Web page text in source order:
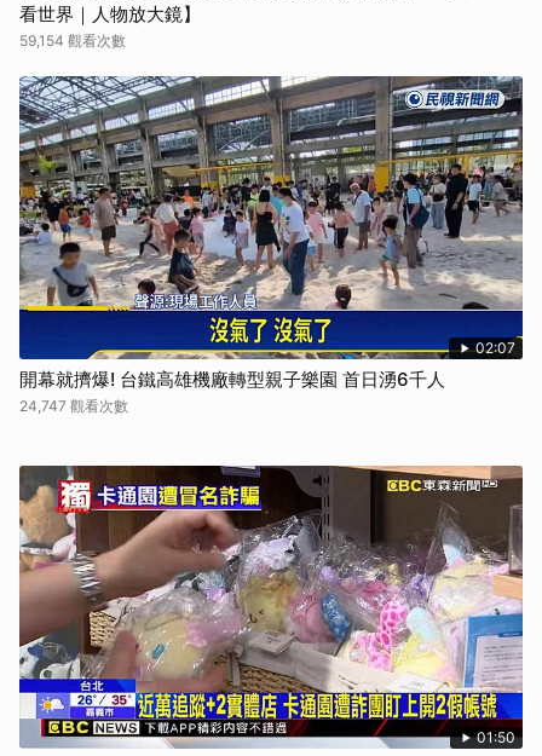
看世界｜人物放大鏡】
59,154 觀看次數
02:07
開幕就擠爆! 台鐵高雄機廠轉型親子樂園 首日湧6千人
24,747 觀看次數
01:50